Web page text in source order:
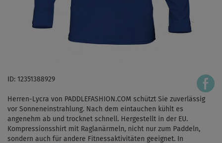
ID: 12351388929
Herren-Lycra von PADDLEFASHION.COM schützt Sie zuverlässig
vor Sonneneinstrahlung. Nach dem eintauchen kühlt es
angenehm ab und trocknet schnell. Hergestellt in der EU.
Kompressionsshirt mit Raglanärmeln, nicht nur zum Paddeln,
sondern auch für andere Fitnessaktivitäten geeignet. In